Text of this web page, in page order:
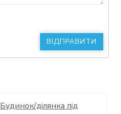
Будинок/ділянка під